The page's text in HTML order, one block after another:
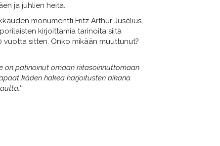
ja juhlien heitä.
monumentti Fritz Arthur Jusélius,
kirjoittamia tarinoita siitä
sitten. Onko mikään muuttunut?
on patinoinut omaan riitasoinnuttomaan
käden hakea harjoitusten aikana